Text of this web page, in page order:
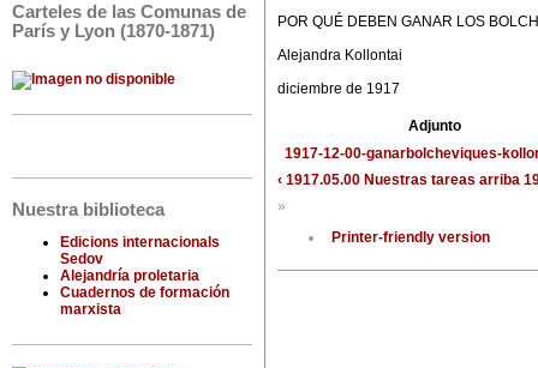
Carteles de las Comunas de
París y Lyon (1870-1871)
Nuestra biblioteca
Edicions internacionals
Sedov
Alejandría proletaria
Cuadernos de formación
marxista
POR QUÉ DEBEN GANAR LOS
Alejandra Kollontai
diciembre de 1917
Adjunto
1917-12-00-ganarbolcheviques-
‹ 1917.05.00 Nuestras tareas arriba
»
Printer-friendly version